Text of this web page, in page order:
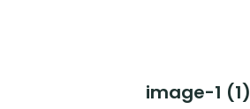
image-1 (1)